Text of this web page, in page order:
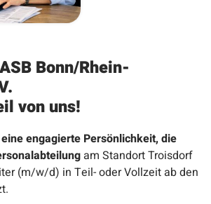
Bonn/Rhein-
von uns!
engagierte Persönlichkeit, die
am Standort Troisdorf
(m/w/d) in Teil- oder Vollzeit ab den